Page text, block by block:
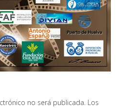
no será publicada. Los